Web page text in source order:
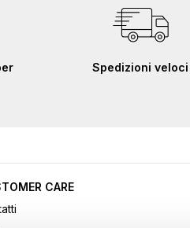
Spedizioni veloci
CARE